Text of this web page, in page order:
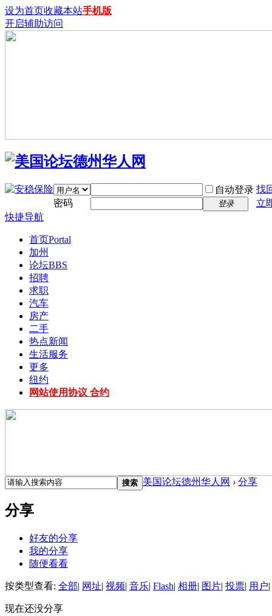
设为首页收藏本站手机版
开启辅助访问
自动登录 找
密码
登录
立
快捷导航
首页Portal
加州
论坛BBS
招聘
求职
汽车
房产
二手
热点新闻
生活服务
更多
纽约
网站使用协议 合约
搜索 美国论坛德州华人网 › 分享
分享
好友的分享
我的分享
随便看看
按类型查看: 全部| 网址| 视频| 音乐| Flash| 相册| 图片| 投票| 用户|
现在还没分享